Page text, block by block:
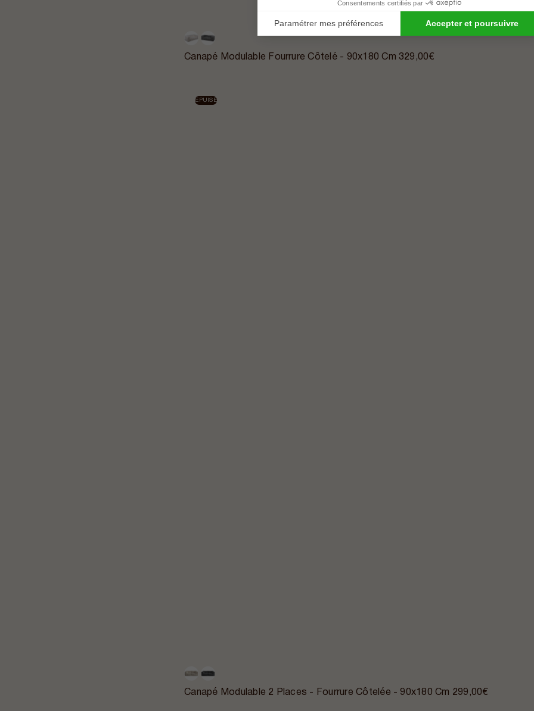
Canapé Modulable Fourrure Côtelé - 90x180 Cm 329,00€
ÉPUISÉ
Canapé Modulable 2 Places - Fourrure Côtelée - 90x180 Cm 299,00€
Consentements certifiés par
Paramétrer mes préférences Accepter et poursuivre